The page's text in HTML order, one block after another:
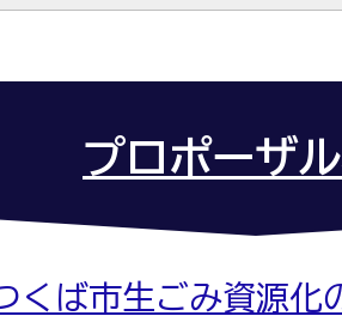
プロポーザ
くば市生ごみ資源化